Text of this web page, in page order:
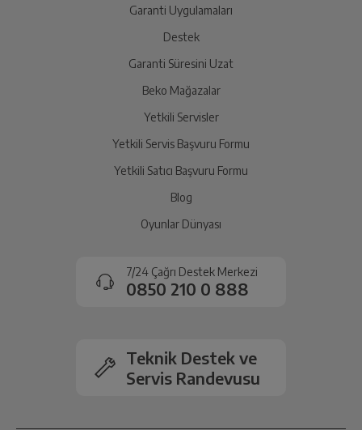
İade Talebiniz Onaylansın
Yetkili servis gerekli kontrolleri sağladıktan sonra İade
süreciniz tamamlanacaktır.
Ücretiniz İade Edilsin
gerçekleşecektir.
Garanti Uygulamaları
Destek
Garanti Süresini Uzat
Beko Mağazalar
Yetkili Servisler
Yetkili Servis Başvuru Formu
Yetkili Satıcı Başvuru Formu
Blog
Oyunlar Dünyası
7/24 Çağrı Destek Merkezi
0850 210 0 888
Teknik Destek ve
Servis Randevusu